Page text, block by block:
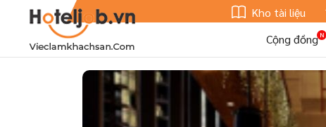
Kho tài liệu
Cộng đồng